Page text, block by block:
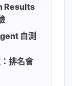
Results
自測
排名會